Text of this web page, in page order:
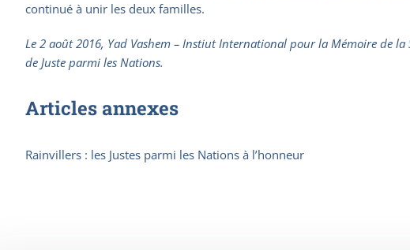
continué à unir les deux familles.
Le 2 août 2016, Yad Vashem – Instiut International pour la Mémoire de
de Juste parmi les Nations.
Articles annexes
Rainvillers : les Justes parmi les Nations à l’honneur